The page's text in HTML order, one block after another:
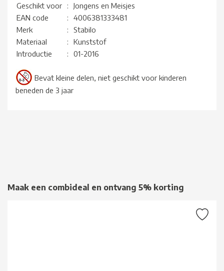
Geschikt voor
:
Jongens en Meisjes
EAN code
:
4006381333481
Merk
:
Stabilo
Materiaal
:
Kunststof
Introductie
: 01-2016
Bevat kleine delen, niet geschikt voor kinderen
beneden de 3 jaar
Maak een combideal en ontvang 5% korting